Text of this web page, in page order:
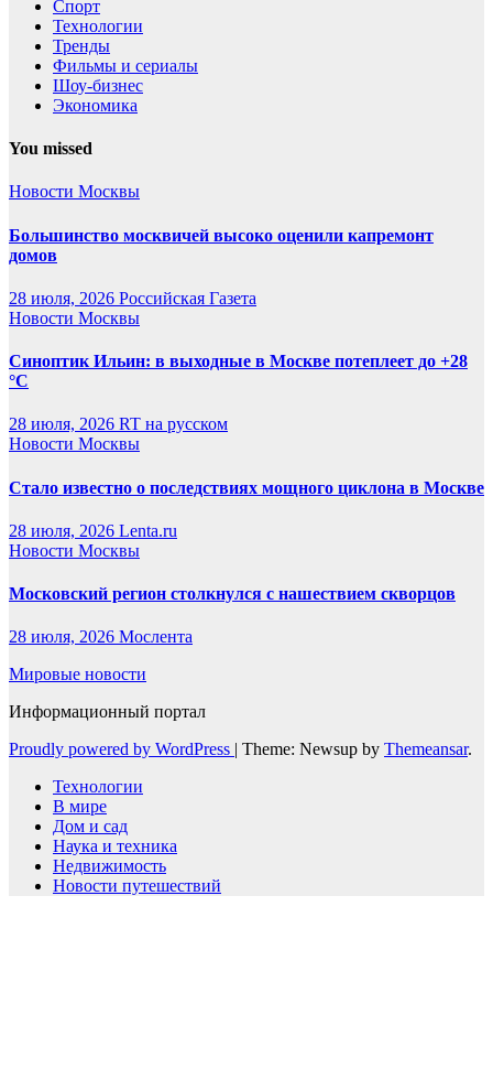
Спорт
Технологии
Тренды
Фильмы и сериалы
Шоу-бизнес
Экономика
You missed
Новости Москвы
Большинство москвичей высоко оценили капремонт
домов
28 июля, 2026 Российская Газета
Новости Москвы
Синоптик Ильин: в выходные в Москве потеплеет до +28
°C
28 июля, 2026 RT на русском
Новости Москвы
Стало известно о последствиях мощного циклона в Москве
28 июля, 2026 Lenta.ru
Новости Москвы
Московский регион столкнулся с нашествием скворцов
28 июля, 2026 Мослента
Мировые новости
Информационный портал
Proudly powered by WordPress
Theme: Newsup by Themeansar.
Технологии
В мире
Дом и сад
Наука и техника
Недвижимость
Новости путешествий